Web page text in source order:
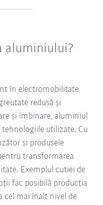
aluminiului?
în electromobilitate
redusă și
și îmbinare, aluminiul
utilizate. Cu
și produsele
transformarea
Exemplul cutiei de
fac posibilă producția
cel mai înalt nivel de